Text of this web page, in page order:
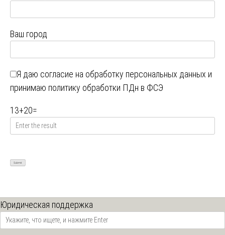
Ваш город
Я даю согласие на обработку персональных данных и
принимаю политику обработки ПДн в ФСЭ
13+20=
Юридическая поддержка